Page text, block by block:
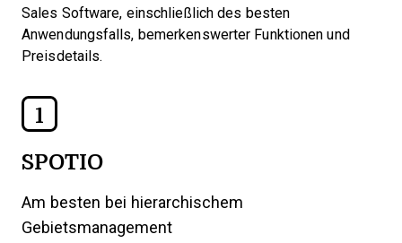
Sales Software, einschließlich des besten
Anwendungsfalls, bemerkenswerter Funktionen und
Preisdetails.
1
SPOTIO
Am besten bei hierarchischem
Gebietsmanagement